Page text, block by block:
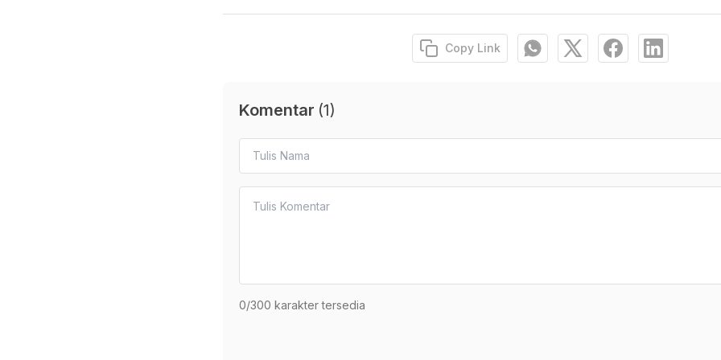
Copy Link
Komentar (1)
0/300 karakter tersedia